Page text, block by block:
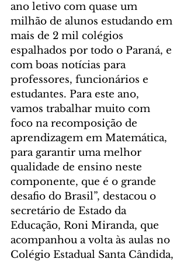
ano letivo com quase um
milhão de alunos estudando em
mais de 2 mil colégios
espalhados por todo o Paraná, e
com boas notícias para
professores, funcionários e
estudantes. Para este ano,
vamos trabalhar muito com
foco na recomposição de
aprendizagem em Matemática,
para garantir uma melhor
qualidade de ensino neste
componente, que é o grande
desafio do Brasil”, destacou o
secretário de Estado da
Educação, Roni Miranda, que
acompanhou a volta às aulas no
Colégio Estadual Santa Cândida,